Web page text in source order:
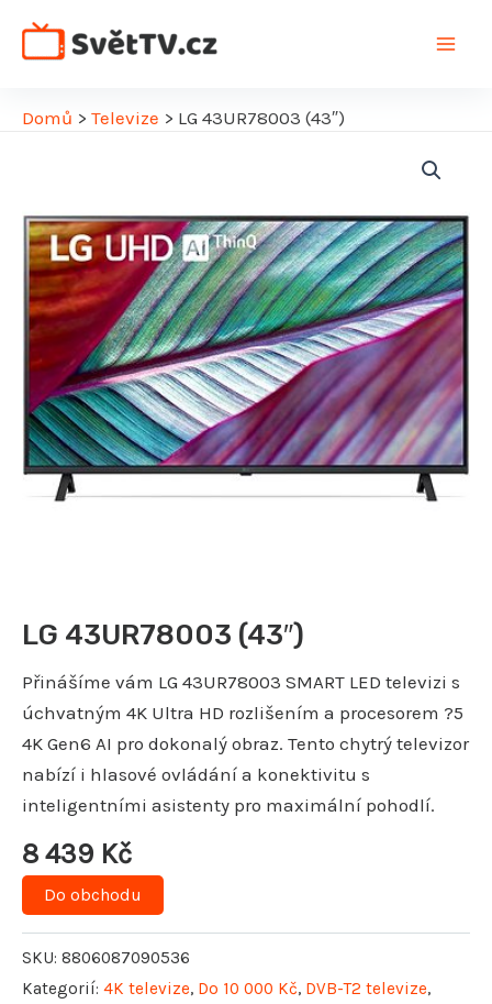
Domů > Televize > LG 43UR78003 (43″)
LG 43UR78003 (43″)
Přinášíme vám LG 43UR78003 SMART LED televizi s
úchvatným 4K Ultra HD rozlišením a procesorem ?5
4K Gen6 AI pro dokonalý obraz. Tento chytrý televizor
nabízí i hlasové ovládání a konektivitu s
inteligentními asistenty pro maximální pohodlí.
8 439 Kč
Do obchodu
SKU: 8806087090536
Kategorií: 4K televize, Do 10 000 Kč, DVB-T2 televize,